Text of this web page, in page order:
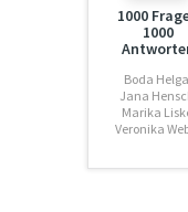
1000
1000
Boda
Jana
Marika
Veronika